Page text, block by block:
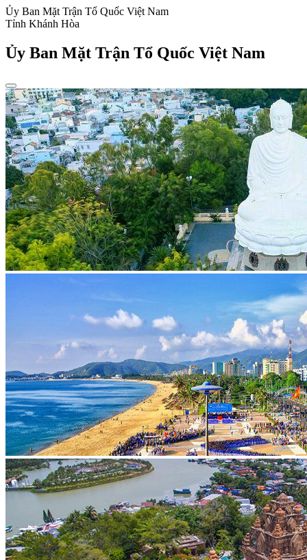
Ủy Ban Mặt Trận Tổ Quốc Việt Nam
Tỉnh Khánh Hòa
Ủy Ban Mặt Trận Tổ Quốc Việt Nam